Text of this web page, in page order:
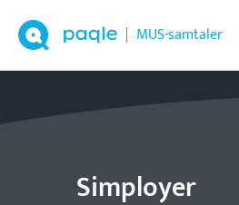
MUS-samtaler
Simployer